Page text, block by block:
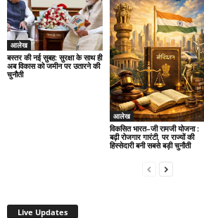
आलेख
बस्तर की नई सुबह: सुरक्षा के साथ ही
अब विकास को जमीन पर उतारने की
चुनौती
आलेख
विकसित भारत–जी रामजी योजना :
बढ़ी रोजगार गारंटी, पर राज्यों की
हिस्सेदारी बनी सबसे बड़ी चुनौती
Live Updates